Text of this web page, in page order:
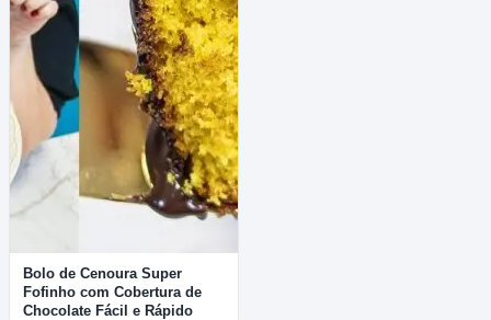
Bolo de Cenoura Super
Fofinho com Cobertura de
Chocolate Fácil e Rápido